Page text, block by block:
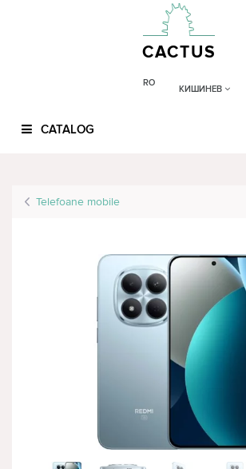
CACTUS
RO
КИШИНЕВ
CATALOG
Telefoane mobile